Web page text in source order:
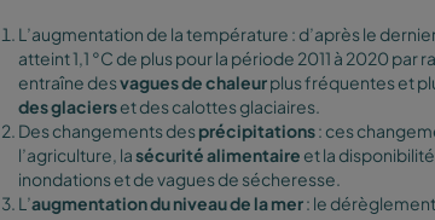
L’augmentation de la température : d’après le
atteint 1,1 °C de plus pour la période 2011 à 2020
entraîne desvagues de chaleurplus fréquentes et
des glacierset des calottes glaciaires.
Des changements desprécipitations: ces
l’agriculture, lasécurité alimentaire et la
inondations et de vagues de sécheresse.
L’augmentation du niveau de la mer: le